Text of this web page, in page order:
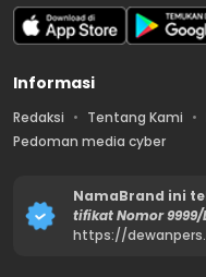
Informasi
Redaksi Tentang Kami
Pedoman media cyber
NamaBrand ini
tifikat Nomor
https://